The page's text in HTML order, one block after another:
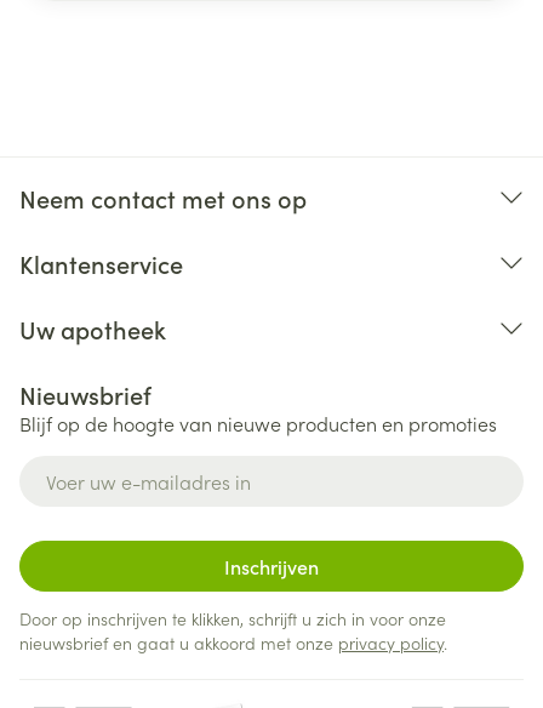
Neem contact met ons op
Klantenservice
Uw apotheek
Nieuwsbrief
Blijf op de hoogte van nieuwe producten en promoties
Inschrijven
Door op inschrijven te klikken, schrijft u zich in voor onze
nieuwsbrief en gaat u akkoord met onze privacy policy.